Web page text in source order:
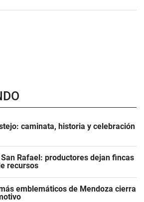
caminata, historia y celebración
Rafael: productores dejan fincas
recursos
emblemáticos de Mendoza cierra